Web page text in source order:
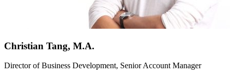
Christian Tang, M.A.
Director of Business Development, Senior Account Manager